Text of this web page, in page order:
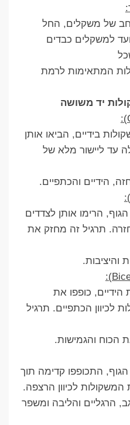
רחב של משקלים, החל
למשקלים כבדים
המתאימות לרמת
יד משושה
בידיים, הביאו אותן
עד ליישור מלא של
הידיים והכתפיים.
הרימו אותן לצדדים
תרגיל זה מחזק את
והיציבות.
כופפו את
לכיוון הכתפיים. תרגיל
הכוח והגמישות.
התכופפו קדימה תוך
המשקולות לכיוון הרצפה.
הרגליים והליבה ומשפר